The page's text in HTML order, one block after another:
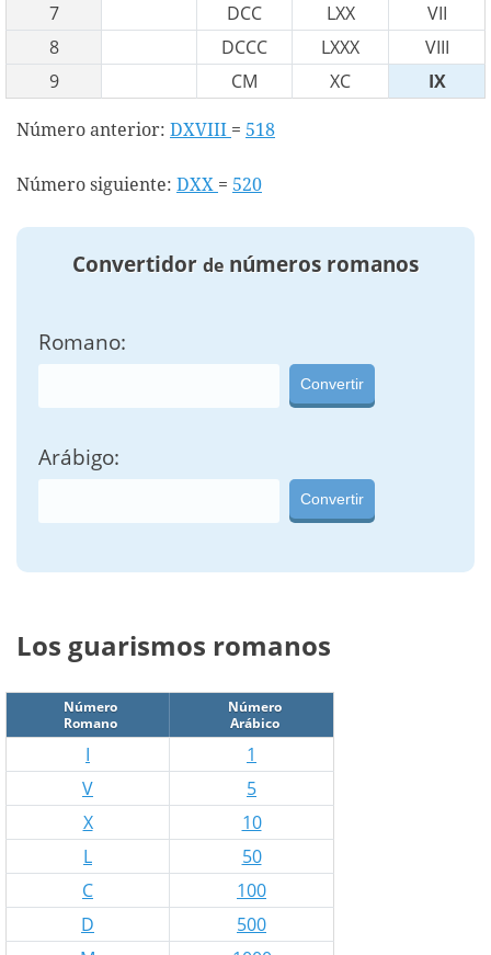
7
DCC LXX
VII
8
DCCC LXXX
VIII
9
CM XC IX
Número anterior: DXVIII = 518
Número siguiente: DXX = 520
Convertidor de números romanos
Romano:
Convertir
Arábigo:
Convertir
Los guarismos romanos
Número
Romano
Número
Arábico
I
1
V
5
X
10
L
50
C
100
D
500